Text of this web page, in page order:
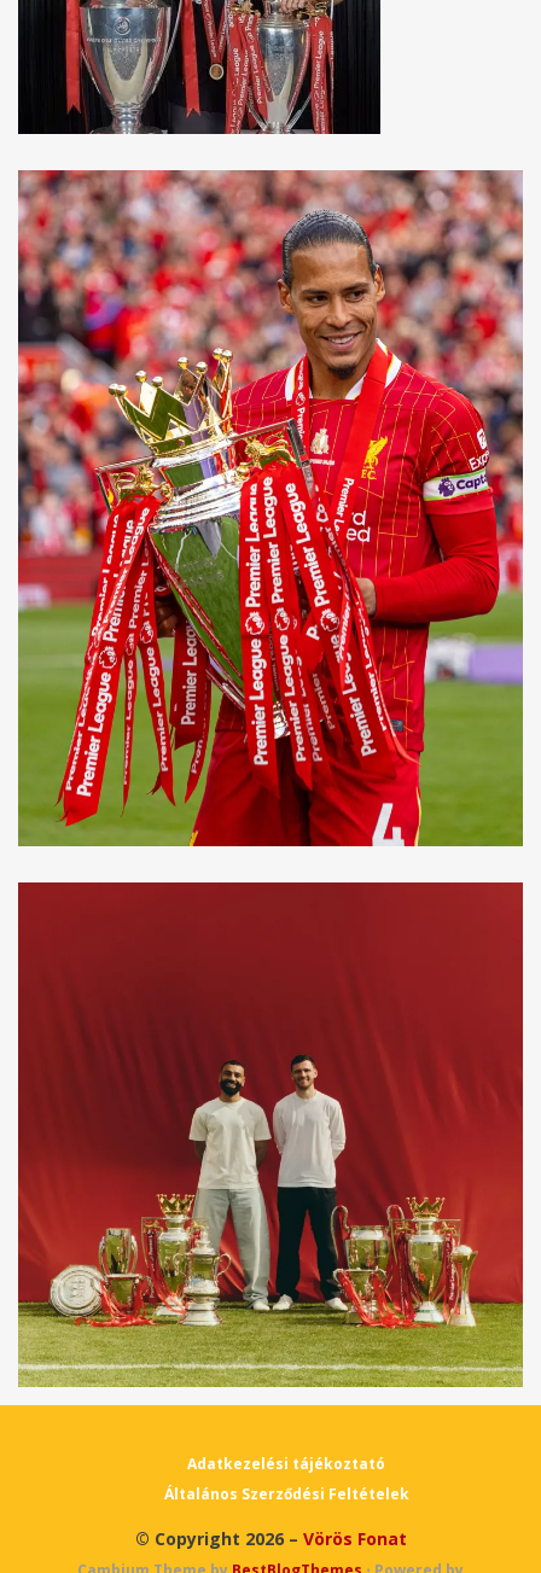
Adatkezelési tájékoztató
Általános Szerződési Feltételek
© Copyright 2026 – Vörös Fonat